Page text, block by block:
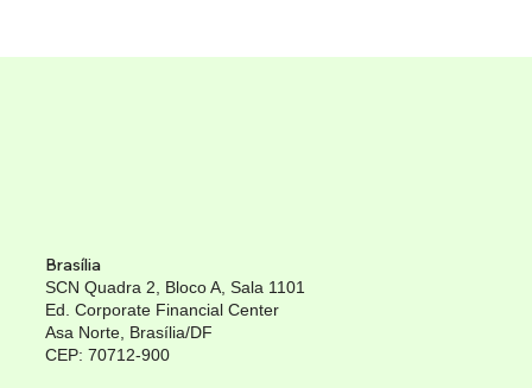
Brasília
SCN Quadra 2, Bloco A, Sala 1101
Ed. Corporate Financial Center
Asa Norte, Brasília/DF
CEP: 70712-900